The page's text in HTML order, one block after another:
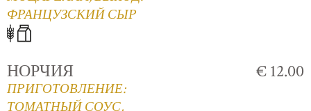
ФРАНЦУЗСКИЙ СЫР
НОРЧИЯ
ПРИГОТОВЛЕНИЕ:
ТОМАТНЫЙ СОУС,
€ 12.00